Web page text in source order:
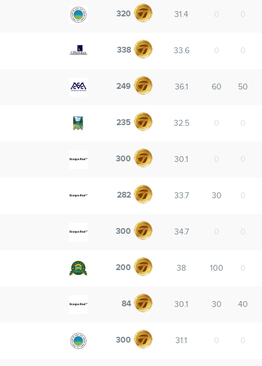
320 31.4 0 0
338 33.6 0 0
249 36.1 60 50
235 32.5 0 0
300 30.1 0 0
282 33.7 30 0
300 34.7 0 0
200 38 100 0
84 30.1 30 40
300 31.1 0 0